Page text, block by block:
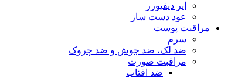
ایر دیفیوزر
عود دست ساز
مراقبت پوست
سرم
ضد لک، ضد جوش و ضد چروک
مراقبت صورت
ضد افتاب